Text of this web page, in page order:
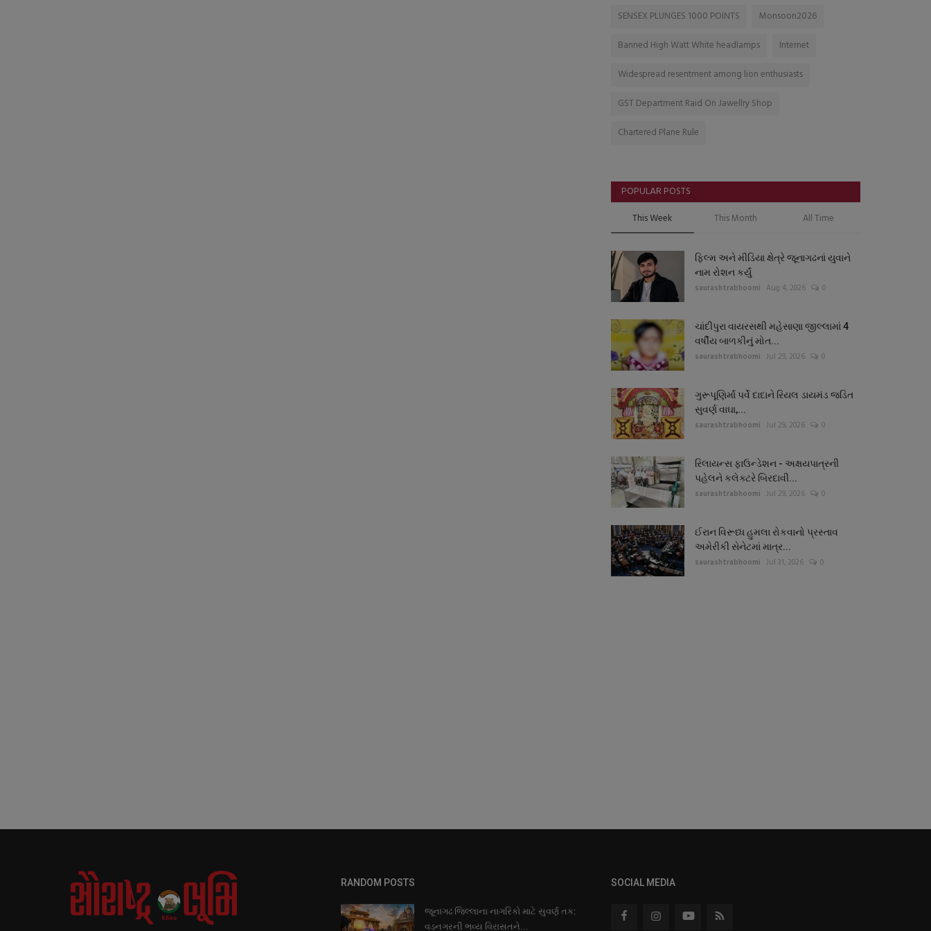
SENSEX PLUNGES 1000 POINTS
Monsoon2026
Banned High Watt White headlamps
Internet
Widespread resentment among lion enthusiasts
GST Department Raid On Jawellry Shop
Chartered Plane Rule
POPULAR POSTS
This Week This Month All Time
ફિલ્મ અને મીડિયા ક્ષેત્રે જૂનાગઢનાં યુવાને
નામ રોશન કર્યું
saurashtrabhoomi Aug 4, 2026 0
ચાંદીપુરા વાયરસથી મહેસાણા જીલ્લામાં 4
વર્ષીય બાળકીનું મોત...
saurashtrabhoomi Jul 29, 2026 0
ગુરૂપૂણિર્માં પર્વે દાદાને રિયલ ડાયમંડ જડિત
સુવર્ણ વાઘા,...
saurashtrabhoomi Jul 29, 2026 0
રિલાયન્સ ફાઉન્ડેશન - અક્ષયપાત્રની
પહેલને કલેક્ટરે બિરદાવી...
saurashtrabhoomi Jul 29, 2026 0
ઈરાન વિરૂધ્ધ હુમલા રોકવાનો પ્રસ્તાવ
અમેરીકી સેનેટમાં માત્ર...
saurashtrabhoomi Jul 31, 2026 0
RANDOM POSTS
જૂનાગઢ જિલ્લાના નાગરિકો માટે સુવર્ણ તક:
વડનગરની ભવ્ય વિરાસતને...
SOCIAL MEDIA